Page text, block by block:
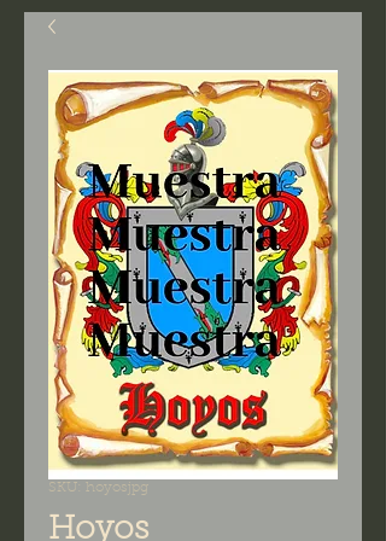
SKU: hoyosjpg
Hoyos